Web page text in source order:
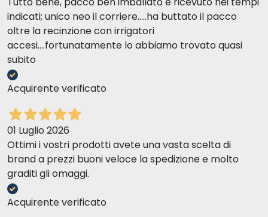
indicati; unico neo il corriere.....ha buttato il pacco
oltre la recinzione con irrigatori
accesi....fortunatamente lo abbiamo trovato quasi
subito
Acquirente verificato
01 Luglio 2026
Ottimi i vostri prodotti avete una vasta scelta di
brand a prezzi buoni veloce la spedizione e molto
graditi gli omaggi.
Acquirente verificato